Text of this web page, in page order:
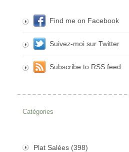
Find me on Facebook
Suivez-moi sur Twitter
Subscribe to RSS feed
Catégories
Plat Salées (398)